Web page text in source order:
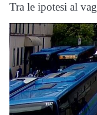
Tra le ipotesi al